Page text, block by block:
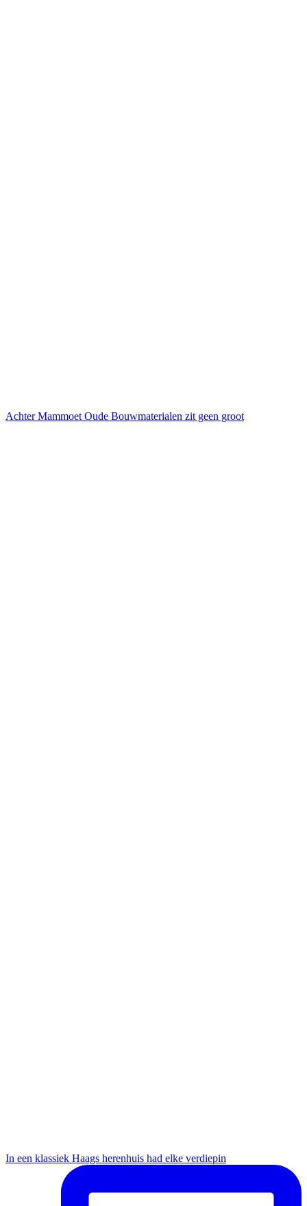
Achter Mammoet Oude Bouwmaterialen zit geen groot
In een klassiek Haags herenhuis had elke verdiepin